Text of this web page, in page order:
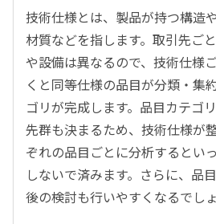
技術仕様とは、製品が持つ構造
材質などを指します。取引先ご
や設備は異なるので、技術仕様
くと同等仕様の品目が分類・集
ゴリが完成します。品目カテゴ
先群も決まるため、技術仕様が
ぞれの品目ごとに分析するとい
しないで済みます。さらに、品
後の検討も行いやすくなるでしょ